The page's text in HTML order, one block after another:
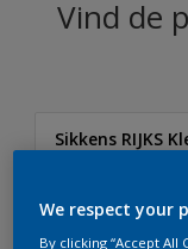
Vind de
Sikkens RIJKS
We respect your
By clicking “Accept